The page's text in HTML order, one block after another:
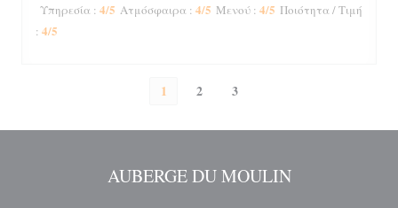
Υπηρεσία : 4/5 Ατμόσφαιρα : 4/5 Μενού : 4/5 Ποιότητα / Τιμή
: 4/5
1 2 3
AUBERGE DU MOULIN